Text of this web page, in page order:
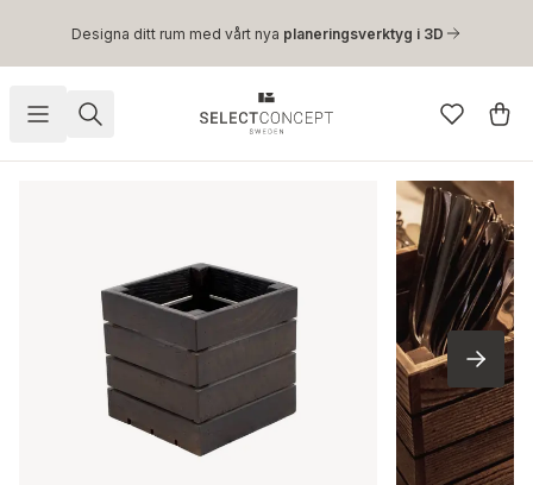
Hoppa till huvudinnehåll
Designa ditt rum med vårt nya planeringsverktyg i 3D